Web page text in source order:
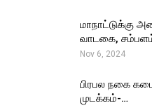
மாநாட்டுக்கு
வாடகை,
Nov 6, 2024
பிரபல நகை
முடக்கம்-…